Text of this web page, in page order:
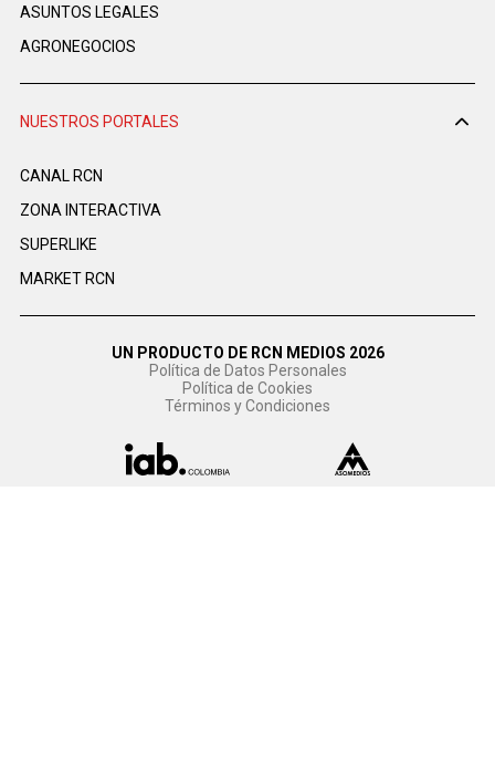
ASUNTOS LEGALES
AGRONEGOCIOS
NUESTROS PORTALES
CANAL RCN
ZONA INTERACTIVA
SUPERLIKE
MARKET RCN
UN PRODUCTO DE RCN MEDIOS 2026
Política de Datos Personales
Política de Cookies
Términos y Condiciones